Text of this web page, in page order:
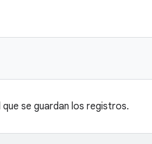
se guardan los registros.